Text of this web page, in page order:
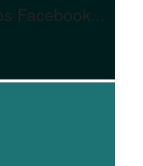
Facebook...